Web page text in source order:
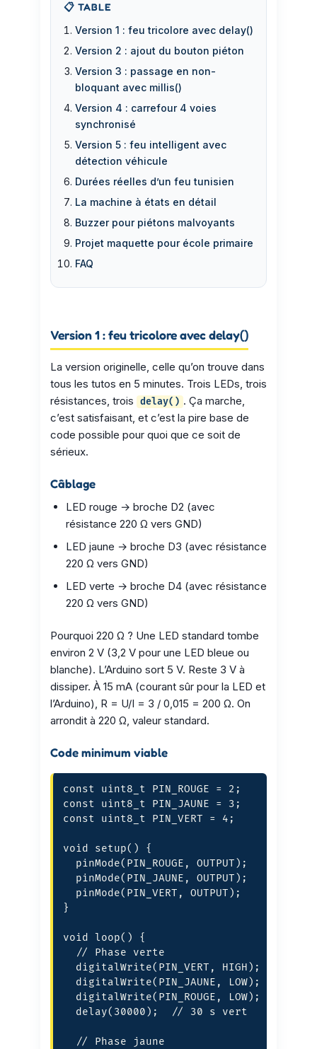
📋 TABLE
Version 1 : feu tricolore avec delay()
Version 2 : ajout du bouton piéton
Version 3 : passage en non-
bloquant avec millis()
Version 4 : carrefour 4 voies
synchronisé
Version 5 : feu intelligent avec
détection véhicule
Durées réelles d’un feu tunisien
La machine à états en détail
Buzzer pour piétons malvoyants
Projet maquette pour école primaire
FAQ
Version 1 : feu tricolore avec delay()
La version originelle, celle qu’on trouve dans
tous les tutos en 5 minutes. Trois LEDs, trois
résistances, trois
delay() . Ça marche,
c’est satisfaisant, et c’est la pire base de
code possible pour quoi que ce soit de
sérieux.
Câblage
LED rouge → broche D2 (avec
résistance 220 Ω vers GND)
LED jaune → broche D3 (avec résistance
220 Ω vers GND)
LED verte → broche D4 (avec résistance
220 Ω vers GND)
Pourquoi 220 Ω ? Une LED standard tombe
environ 2 V (3,2 V pour une LED bleue ou
blanche). L’Arduino sort 5 V. Reste 3 V à
dissiper. À 15 mA (courant sûr pour la LED et
l’Arduino), R = U/I = 3 / 0,015 = 200 Ω. On
arrondit à 220 Ω, valeur standard.
Code minimum viable
const uint8_t PIN_ROUGE = 2;
const uint8_t PIN_JAUNE = 3;
const uint8_t PIN_VERT = 4;
void setup() {
  pinMode(PIN_ROUGE, OUTPUT);
  pinMode(PIN_JAUNE, OUTPUT);
  pinMode(PIN_VERT, OUTPUT);
}
void loop() {
  // Phase verte
  digitalWrite(PIN_VERT, HIGH);
  digitalWrite(PIN_JAUNE, LOW);
  digitalWrite(PIN_ROUGE, LOW);
  delay(30000);  // 30 s vert
  // Phase jaune